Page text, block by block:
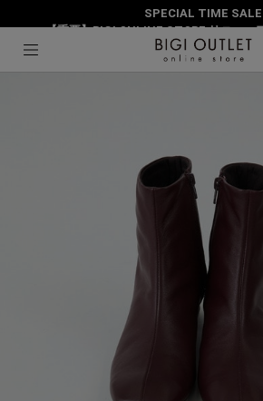
SPECIAL TIME SALE
【重要】BIGI ONLINE STORE リニュー
シューズ スクエアトゥショ